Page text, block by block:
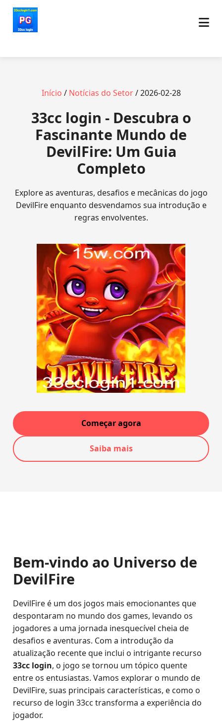
Início / Notícias do Setor/ 2026-02-28
33cc login - Descubra o
Fascinante Mundo de
DevilFire: Um Guia
Completo
Explore as aventuras, desafios e mecânicas do jogo
DevilFire enquanto desvendamos sua introdução e
regras envolventes.
Começar agora
Saiba mais
Bem-vindo ao Universo de
DevilFire
DevilFire é um dos jogos mais emocionantes que
despontaram no mundo dos games, levando os
jogadores a uma jornada inesquecível cheia de
desafios e aventuras. Com a introdução da
atualização recente que inclui o intrigante recurso
33cc login, o jogo se tornou um tópico quente
entre os entusiastas. Vamos explorar o mundo de
DevilFire, suas principais características, e como o
recurso de login 33cc transforma a experiência do
jogador.